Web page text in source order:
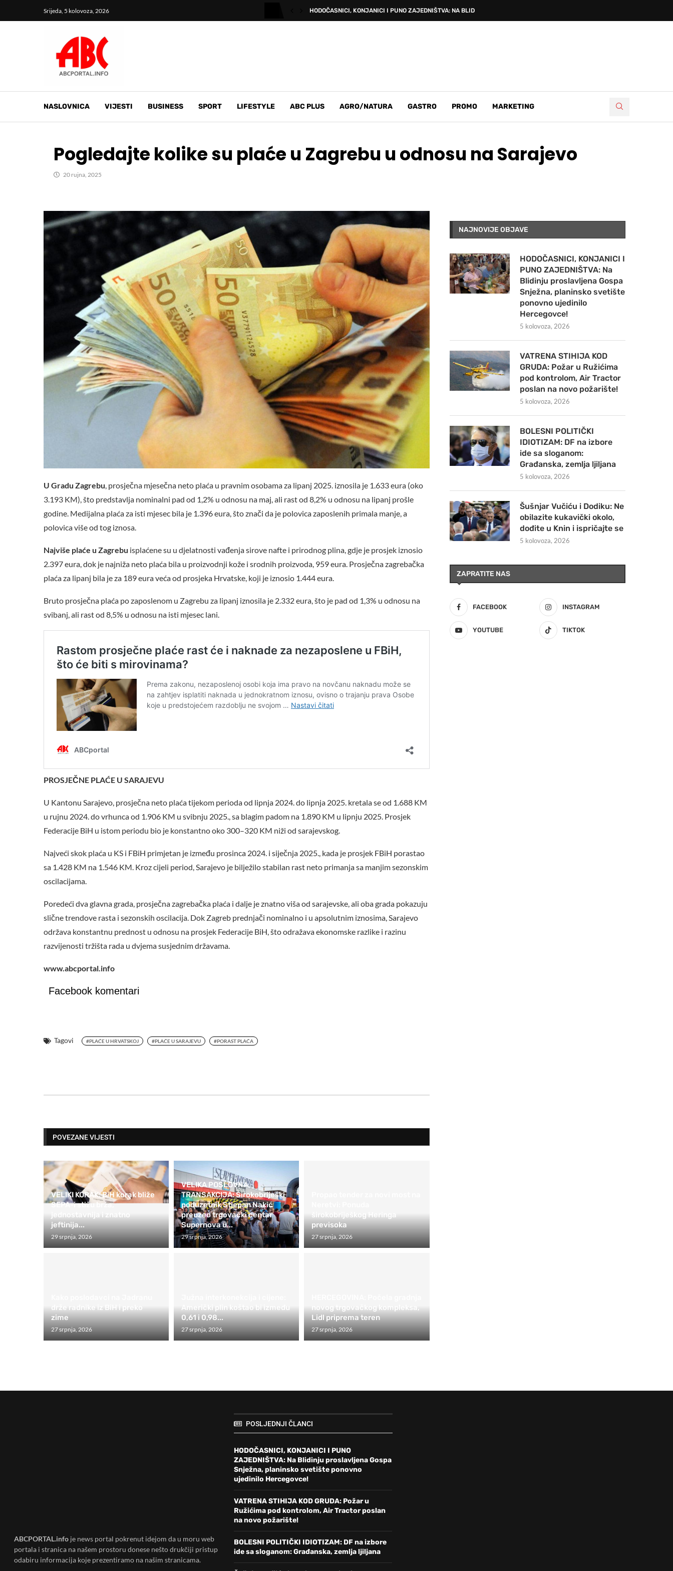
Srijeda, 5 kolovoza, 2026 HODOČASNICI, KONJANICI I PUNO ZAJEDNIŠTVA: NA BLIDINJU PROSLAVLJENA...
NASLOVNICA VIJESTI BUSINESS SPORT LIFESTYLE ABC PLUS AGRO/NATURA GASTRO PROMO MARKETING
Pogledajte kolike su plaće u Zagrebu u odnosu na Sarajevo
20 rujna, 2025
U Gradu Zagrebu , prosječna mjesečna neto plaća u pravnim osobama za lipanj 2025. iznosila je 1.633 eura (oko
3.193 KM), što predstavlja nominalni pad od 1,2% u odnosu na maj, ali rast od 8,2% u odnosu na lipanj prošle
godine. Medijalna plaća za isti mjesec bila je 1.396 eura, što znači da je polovica zaposlenih primala manje, a
polovica više od tog iznosa.
Najviše plaće u Zagrebu isplaćene su u djelatnosti vađenja sirove nafte i prirodnog plina, gdje je prosjek iznosio
2.397 eura, dok je najniža neto plaća bila u proizvodnji kože i srodnih proizvoda, 959 eura. Prosječna zagrebačka
plaća za lipanj bila je za 189 eura veća od prosjeka Hrvatske, koji je iznosio 1.444 eura.
Bruto prosječna plaća po zaposlenom u Zagrebu za lipanj iznosila je 2.332 eura, što je pad od 1,3% u odnosu na
svibanj, ali rast od 8,5% u odnosu na isti mjesec lani.
PROSJEČNE PLAĆE U SARAJEVU
U Kantonu Sarajevo, prosječna neto plaća tijekom perioda od lipnja 2024. do lipnja 2025. kretala se od 1.688 KM
u rujnu 2024. do vrhunca od 1.906 KM u svibnju 2025., sa blagim padom na 1.890 KM u lipnju 2025. Prosjek
Federacije BiH u istom periodu bio je konstantno oko 300–320 KM niži od sarajevskog.
Najveći skok plaća u KS i FBiH primjetan je između prosinca 2024. i siječnja 2025., kada je prosjek FBiH porastao
sa 1.428 KM na 1.546 KM. Kroz cijeli period, Sarajevo je bilježilo stabilan rast neto primanja sa manjim sezonskim
oscilacijama.
Poredeći dva glavna grada, prosječna zagrebačka plaća i dalje je znatno viša od sarajevske, ali oba grada pokazuju
slične trendove rasta i sezonskih oscilacija. Dok Zagreb prednjači nominalno i u apsolutnim iznosima, Sarajevo
održava konstantnu prednost u odnosu na prosjek Federacije BiH, što odražava ekonomske razlike i razinu
razvijenosti tržišta rada u dvjema susjednim državama.
www.abcportal.info
Facebook komentari
Tagovi #PLAĆE U HRVATSKOJ #PLAĆE U SARAJEVU #PORAST PLAĆA
POVEZANE VIJESTI
VELIKI KORAK: BiH korak bliže
SEPA-i stižu brža,
jednostavnija i znatno
jeftinija...
29 srpnja, 2026
VELIKA POSLOVNA
TRANSAKCIJA: Širokobriješki
poduzetnik Stjepan Nakić
preuzeo trgovački centar
Supernova u...
29 srpnja, 2026
širokobriješkog Heringa
previsoka
27 srpnja, 2026
drže radnike iz BiH i preko
zime
27 srpnja, 2026
Američki plin koštao bi između
0,61 i 0,98...
27 srpnja, 2026
novog trgovačkog kompleksa,
Lidl priprema teren
27 srpnja, 2026
NAJNOVIJE OBJAVE
HODOČASNICI, KONJANICI I
PUNO ZAJEDNIŠTVA: Na
Blidinju proslavljena Gospa
Snježna, planinsko svetište
ponovno ujedinilo
Hercegovce!
5 kolovoza, 2026
VATRENA STIHIJA KOD
GRUDA: Požar u Ružićima
pod kontrolom, Air Tractor
poslan na novo požarište!
5 kolovoza, 2026
BOLESNI POLITIČKI
IDIOTIZAM: DF na izbore
ide sa sloganom:
Građanska, zemlja ljiljana
5 kolovoza, 2026
Šušnjar Vučiću i Dodiku: Ne
obilazite kukavički okolo,
dođite u Knin i ispričajte se
5 kolovoza, 2026
ZAPRATITE NAS
FACEBOOK INSTAGRAM
YOUTUBE TIKTOK
ABCPORTAL.info je news portal pokrenut idejom da u moru web
portala i stranica na našem prostoru donese nešto drukčiji pristup
odabiru informacija koje prezentiramo na našim stranicama.
POSLJEDNJI ČLANCI
HODOČASNICI, KONJANICI I PUNO
ZAJEDNIŠTVA: Na Blidinju proslavljena Gospa
Snježna, planinsko svetište ponovno
ujedinilo Hercegovce!
VATRENA STIHIJA KOD GRUDA: Požar u
Ružićima pod kontrolom, Air Tractor poslan
na novo požarište!
BOLESNI POLITIČKI IDIOTIZAM: DF na izbore
ide sa sloganom: Građanska, zemlja ljiljana